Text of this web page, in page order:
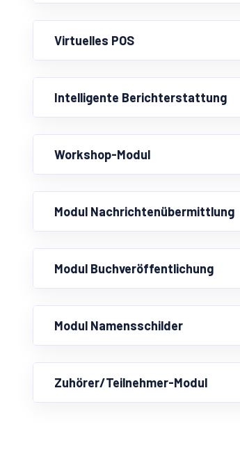
Virtuelles POS
Intelligente Berichterstattung
Workshop-Modul
Modul Nachrichtenübermittlung
Modul Buchveröffentlichung
Modul Namensschilder
Zuhörer/Teilnehmer-Modul